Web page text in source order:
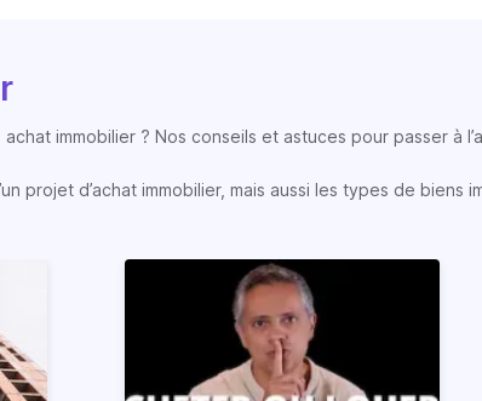
immobilier ? Nos conseils et astuces pour passer à
projet d’achat immobilier, mais aussi les types de